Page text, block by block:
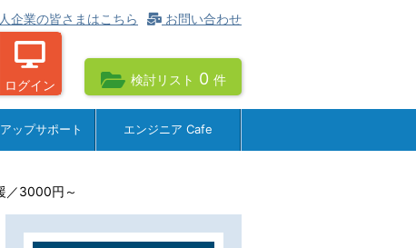
お問い合わせ
企業の皆さまはこちら
ログイン 検討リスト 0 件
ップサポート エンジニア Cafe
／3000円～